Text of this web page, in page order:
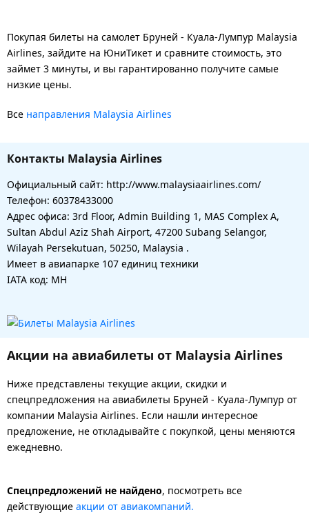
Покупая билеты на самолет Бруней - Куала-Лумпур Malaysia
Airlines, зайдите на ЮниТикет и сравните стоимость, это
займет 3 минуты, и вы гарантированно получите самые
низкие цены.
Все направления Malaysia Airlines
Контакты Malaysia Airlines
Официальный сайт: http://www.malaysiaairlines.com/
Телефон: 60378433000
Адрес офиса: 3rd Floor, Admin Building 1, MAS Complex A,
Sultan Abdul Aziz Shah Airport, 47200 Subang Selangor,
Wilayah Persekutuan, 50250, Malaysia .
Имеет в авиапарке 107 единиц техники
IATA код: MH
Акции на авиабилеты от Malaysia Airlines
Ниже представлены текущие акции, скидки и
спецпредложения на авиабилеты Бруней - Куала-Лумпур от
компании Malaysia Airlines. Если нашли интересное
предложение, не откладывайте с покупкой, цены меняются
ежедневно.
Спецпредложений не найдено, посмотреть все
действующие акции от авиакомпаний.